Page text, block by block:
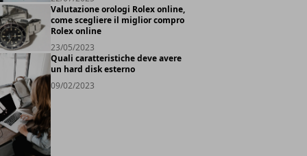
Valutazione orologi Rolex online,
come scegliere il miglior compro
Rolex online
23/05/2023
Quali caratteristiche deve avere
un hard disk esterno
09/02/2023